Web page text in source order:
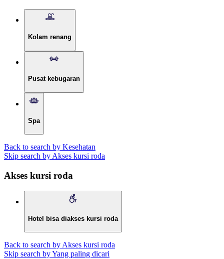
Kolam renang
Pusat kebugaran
Spa
Back to search by Kesehatan
Skip search by Akses kursi roda
Akses kursi roda
Hotel bisa diakses kursi roda
Back to search by Akses kursi roda
Skip search by Yang paling dicari